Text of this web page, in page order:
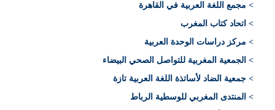
> مجمع اللغة العربية في القاهرة
> اتحاد كتاب المغرب
> مركز دراسات الوحدة العربية
> الجمعية المغربية للتواصل الصحي البيضاء
> جمعية الضاد لأساتذة اللغة العربية تازة
> المنتدى المغربي للوسطية الرباط